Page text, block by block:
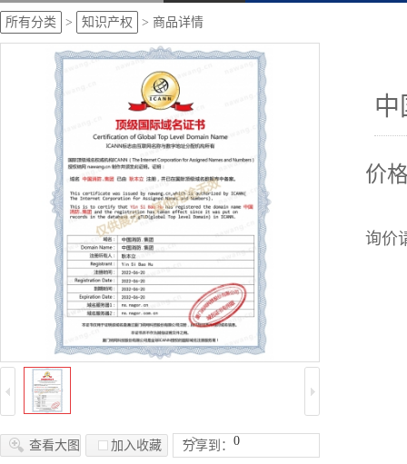
所有分类 > 知识产权 > 商品详情
查看大图 加入收藏 分享到： 0
-->
中
价
询价